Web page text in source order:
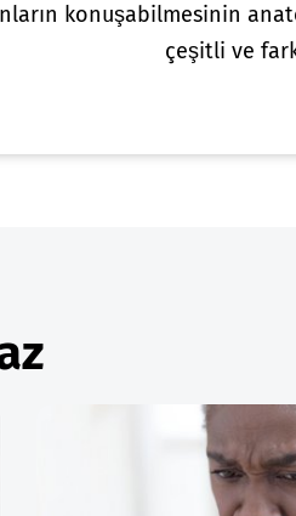
konuşabilmesinin
çeşitli ve